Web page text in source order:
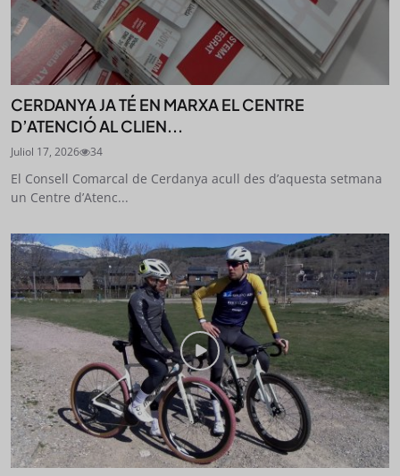
CERDANYA JA TÉ EN MARXA EL CENTRE
D’ATENCIÓ AL CLIEN...
Juliol 17, 2026 34
El Consell Comarcal de Cerdanya acull des d’aquesta setmana
un Centre d’Atenc...